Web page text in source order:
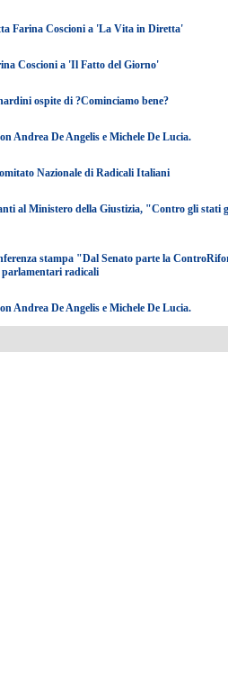
Farina Coscioni a 'La Vita in Diretta'
Coscioni a 'Il Fatto del Giorno'
ospite di ?Cominciamo bene?
Andrea De Angelis e Michele De Lucia.
Nazionale di Radicali Italiani
al Ministero della Giustizia, "Contro gli stati
stampa "Dal Senato parte la
radicali
Andrea De Angelis e Michele De Lucia.